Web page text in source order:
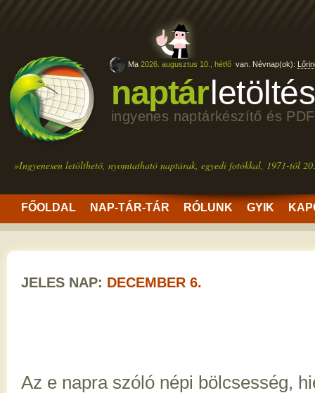
naptárletöltés
ingyenes naptárkészítő és
»Ingyenesen letölthető, nyomtatható naptárak, egyedi fotókkal, 1971-től
FŐOLDAL NAP-TÁR-TÁR RÓLUNK GYIK
Ma 2026. augusztus 10., hétfő van. Névnap(ok):
JELES NAP: DECEMBER 6.
Az e napra szóló népi bölcsesség,